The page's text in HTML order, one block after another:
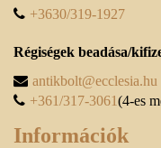
+3630/319-1927
Régiségek beadása/
antikbolt@ecclesia.hu
+361/317-3061(4-es
Információk